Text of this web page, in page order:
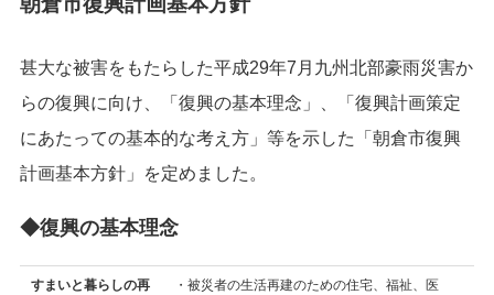
甚大な被害をもたらした平成29年7月九州北部豪雨災害か
らの復興に向け、「復興の基本理念」、「復興計画策定
にあたっての基本的な考え方」等を示した「朝倉市復興
計画基本方針」を定めました。
◆復興の基本理念
すまいと暮らしの再
・被災者の生活再建のための住宅、福祉、医